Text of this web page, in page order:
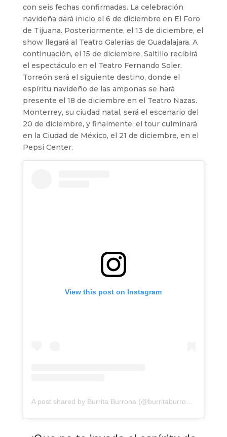
con seis fechas confirmadas. La celebración
navideña dará inicio el 6 de diciembre en El Foro
de Tijuana. Posteriormente, el 13 de diciembre, el
show llegará al Teatro Galerías de Guadalajara. A
continuación, el 15 de diciembre, Saltillo recibirá
el espectáculo en el Teatro Fernando Soler.
Torreón será el siguiente destino, donde el
espíritu navideño de las amponas se hará
presente el 18 de diciembre en el Teatro Nazas.
Monterrey, su ciudad natal, será el escenario del
20 de diciembre, y finalmente, el tour culminará
en la Ciudad de México, el 21 de diciembre, en el
Pepsi Center.
View this post on Instagram